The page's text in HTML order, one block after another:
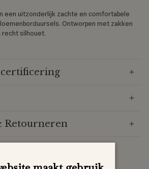
een uitzonderlijk zachte en comfortabele
Ontworpen met zakken
recht silhouet.
Retourneren